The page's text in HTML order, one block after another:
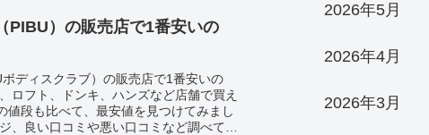
PIBU）の販売店で1番安いの
ディスクラブ）の販売店で1番安いの
ロフト、ドンキ、ハンズなど店舗で買え
値段も比べて、最安値を見つけてみまし
、良い口コミや悪い口コミなど調べてま
2026年5月
2026年4月
2026年3月